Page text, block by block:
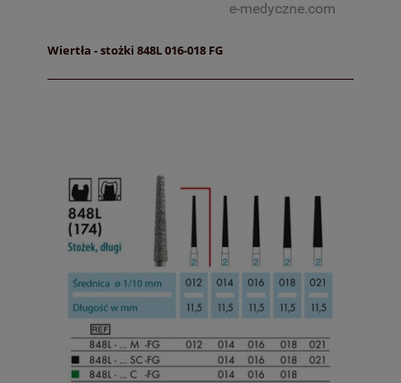
Wiertła - stożki 848L 016-018 FG